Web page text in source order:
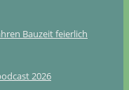
Bauzeit feierlich
2026